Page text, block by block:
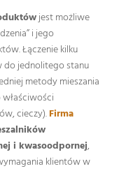
jest możliwe
i jego
Łączenie kilku
do jednolitego stanu
metody mieszania
właściwości
cieczy).Firma
i kwasoodpornej,
klientów w